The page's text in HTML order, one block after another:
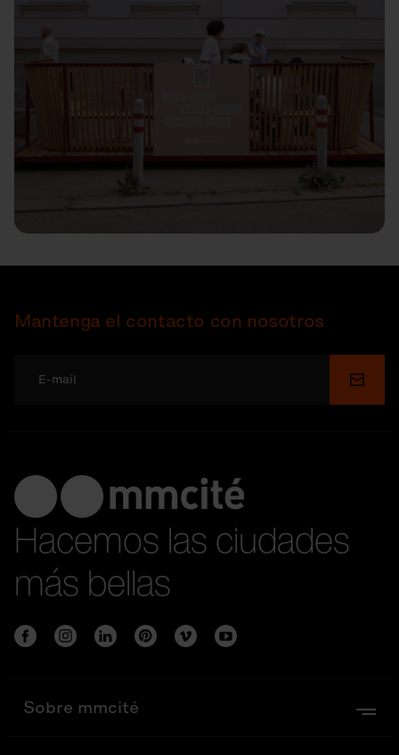
Mantenga el contacto con nosotros
Enviar
Hacemos las ciudades
más bellas
Sobre mmcité